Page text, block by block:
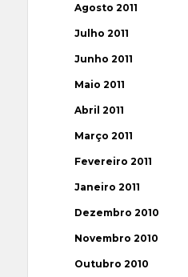
Agosto 2011
Julho 2011
Junho 2011
Maio 2011
Abril 2011
Março 2011
Fevereiro 2011
Janeiro 2011
Dezembro 2010
Novembro 2010
Outubro 2010